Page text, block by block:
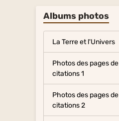
Albums photos
La Terre et l'Univers
Photos des pages de
citations 1
Photos des pages de
citations 2